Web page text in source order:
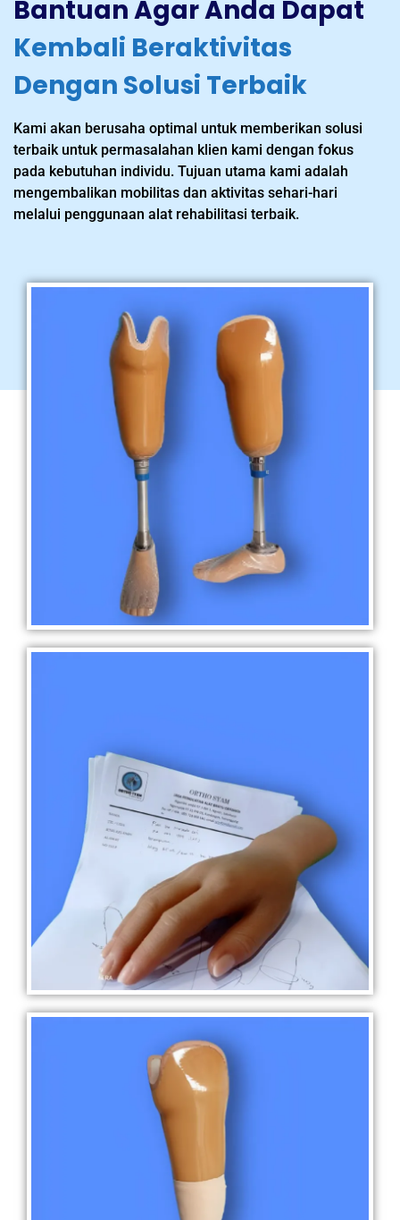
Bantuan Agar Anda Dapat
Kembali Beraktivitas
Dengan Solusi Terbaik
Kami akan berusaha optimal untuk memberikan solusi
terbaik untuk permasalahan klien kami dengan fokus
pada kebutuhan individu. Tujuan utama kami adalah
mengembalikan mobilitas dan aktivitas sehari-hari
melalui penggunaan alat rehabilitasi terbaik.